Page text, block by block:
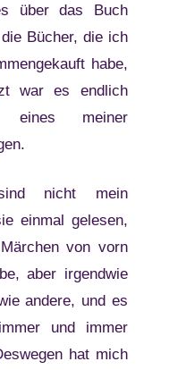
über das Buch
Bücher, die ich
habe,
war es endlich
meiner
nicht mein
einmal gelesen,
von vorn
aber irgendwie
andere, und es
und immer
hat mich